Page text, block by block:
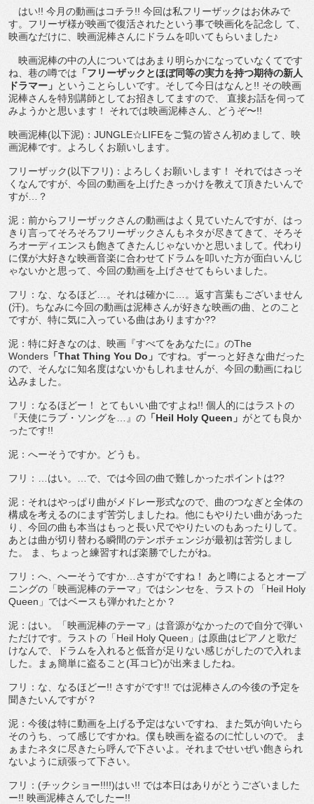
はい!! 今月の動画はコチラ!! 今回は私フリーザックはお休みで
す。フリーザ様が映画で復活されたという事で映画化を記念し て、
映画なだけに、映画泥棒さんにドラムを叩いてもらいました♪
映画泥棒の中の人についてはあまり明らかになっていなくてです
ね、巷の噂では 「フリーザックとほぼ同等の実力を持つ期待の新人
ドラマー」 ということらしいです。そして今日はなんと!! その映画
泥棒さんを特別講師としてお招きしてますので、 直接お話を伺って
みようかと思います！ それでは映画泥棒さん、どうぞ〜!!
映画泥棒(以下泥)：JUNGLE☆LIFEをご覧の皆さん初めまして、映
画泥棒です。よろしくお願いします。
フリーザック(以下フリ)：よろしくお願いします！ それではさっそ
くなんですが、今回の動画を上げたきっかけを教えて頂きたいんで
すが…？
泥：前からフリーザックさんの動画はよく見ていたんですが、はっ
きり言ってそろそろフリーザックさんもネタが尽きてきて、そろそ
ろオーディエンスも飽きてきたんじゃないかと思いまして。代わり
に僕が大好きな映画音楽に合わせてドラムを叩いた方が面白いんじ
ゃないかと思って、今回の動画を上げさせてもらいました。
フリ：な、なるほど…。それは確かに…。返す言葉もございません
(汗)。ちなみに今回の動画は泥棒さんが好きな映画の曲、とのこと
ですが、特に気に入っている曲はありますか??
泥：特に好きなのは、映画『すべてをあなたに』のThe
Wonders 「That Thing You Do」 ですね。ずーっと好きな曲だった
ので、そんなに知名度はないかもしれませんが、今回の動画にねじ
込みました。
フリ：なるほどー！ とてもいい曲ですよね!! 個人的にはラストの
『天使にラブ・ソングを…』の 「Heil Holy Queen」 がとても良か
ったです!!
泥：へーそうですか。どうも。
フリ：…はい。…で、では今回の曲で難しかったポイントは??
泥：それはやっぱり曲がメドレー形式なので、曲のつなぎと全体の
構成を考えるのにまず苦労しましたね。他にもやりたい曲があった
り、今回の曲も本当はもっと長い尺でやりたいのもあったりして。
あとは曲が切り替わる瞬間のテンポチェンジが最初は苦労しまし
た。 ま、ちょっと練習すれば楽勝でしたがね。
フリ：へ、へーそうですか…さすがですね！ あと噂によるとオープ
ニングの「映画泥棒のテーマ」ではシンセを、ラストの 「Heil Holy
Queen」ではベースも弾かれたとか？
泥：はい。「映画泥棒のテーマ」は音源がなかったので自分で弾い
ただけです。ラストの「Heil Holy Queen」は原曲はピアノと歌だ
けなんで、ドラムを入れると低音が足りない感じがしたので入れま
した。まぁ簡単に盗ること(耳コピ)が出来ましたね。
フリ：な、なるほどー!! さすがです!! では泥棒さんの今後の予定を
聞きたいんですが？
泥：今後は特に動画を上げる予定はないですね、また気が向いたら
そのうち、って感じですかね。僕も映画を盗るのに忙しいので。 ま
ぁまたネタに尽きたら呼んで下さいよ。それまでせいぜい飽きられ
ないように頑張って下さい。
フリ：(チックショー!!!!)はい!! では本日はありがとうございました
ー!! 映画泥棒さんでしたー!!